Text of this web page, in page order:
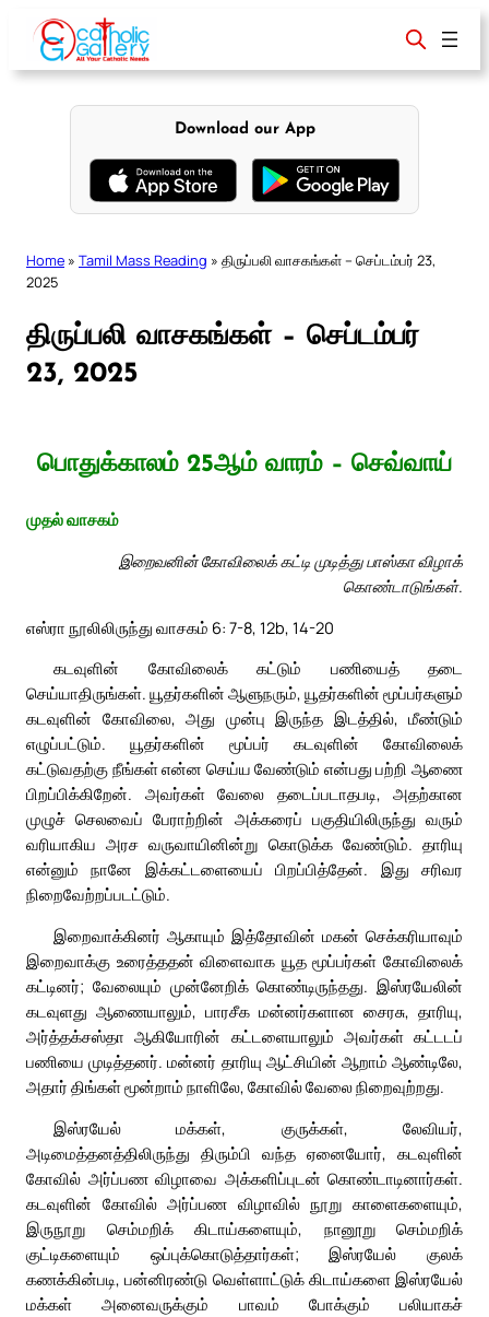
content
Download our App
Home » Tamil Mass Reading » திருப்பலி வாசகங்கள் – செப்டம்பர் 23,
2025
திருப்பலி வாசகங்கள் – செப்டம்பர்
23, 2025
பொதுக்காலம் 25ஆம் வாரம் – செவ்வாய்
முதல் வாசகம்
இறைவனின் கோவிலைக் கட்டி முடித்து பாஸ்கா விழாக்
கொண்டாடுங்கள்.
எஸ்ரா நூலிலிருந்து வாசகம் 6: 7-8, 12b, 14-20
கடவுளின் கோவிலைக் கட்டும் பணியைத் தடை
செய்யாதிருங்கள். யூதர்களின் ஆளுநரும், யூதர்களின் மூப்பர்களும்
கடவுளின் கோவிலை, அது முன்பு இருந்த இடத்தில், மீண்டும்
எழுப்பட்டும். யூதர்களின் மூப்பர் கடவுளின் கோவிலைக்
கட்டுவதற்கு நீங்கள் என்ன செய்ய வேண்டும் என்பது பற்றி ஆணை
பிறப்பிக்கிறேன். அவர்கள் வேலை தடைப்படாதபடி, அதற்கான
முழுச் செலவைப் பேராற்றின் அக்கரைப் பகுதியிலிருந்து வரும்
வரியாகிய அரச வருவாயினின்று கொடுக்க வேண்டும். தாரியு
என்னும் நானே இக்கட்டளையைப் பிறப்பித்தேன். இது சரிவர
நிறைவேற்றப்படட்டும்.
இறைவாக்கினர் ஆகாயும் இத்தோவின் மகன் செக்கரியாவும்
இறைவாக்கு உரைத்ததன் விளைவாக யூத மூப்பர்கள் கோவிலைக்
கட்டினர்; வேலையும் முன்னேறிக் கொண்டிருந்தது. இஸ்ரயேலின்
கடவுளது ஆணையாலும், பாரசீக மன்னர்களான சைரசு, தாரியு,
அர்த்தக்சஸ்தா ஆகியோரின் கட்டளையாலும் அவர்கள் கட்டடப்
பணியை முடித்தனர். மன்னர் தாரியு ஆட்சியின் ஆறாம் ஆண்டிலே,
அதார் திங்கள் மூன்றாம் நாளிலே, கோவில் வேலை நிறைவுற்றது.
இஸ்ரயேல் மக்கள், குருக்கள், லேவியர்,
அடிமைத்தனத்திலிருந்து திரும்பி வந்த ஏனையோர், கடவுளின்
கோவில் அர்ப்பண விழாவை அக்களிப்புடன் கொண்டாடினார்கள்.
கடவுளின் கோவில் அர்ப்பண விழாவில் நூறு காளைகளையும்,
இருநூறு செம்மறிக் கிடாய்களையும், நானூறு செம்மறிக்
குட்டிகளையும் ஒப்புக்கொடுத்தார்கள்; இஸ்ரயேல் குலக்
கணக்கின்படி, பன்னிரண்டு வெள்ளாட்டுக் கிடாய்களை இஸ்ரயேல்
மக்கள் அனைவருக்கும் பாவம் போக்கும் பலியாகச்